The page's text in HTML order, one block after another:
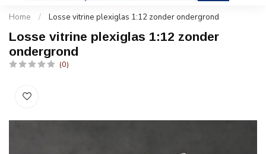
Home / Losse vitrine plexiglas 1:12 zonder ondergrond
Losse vitrine plexiglas 1:12 zonder
ondergrond
(0)